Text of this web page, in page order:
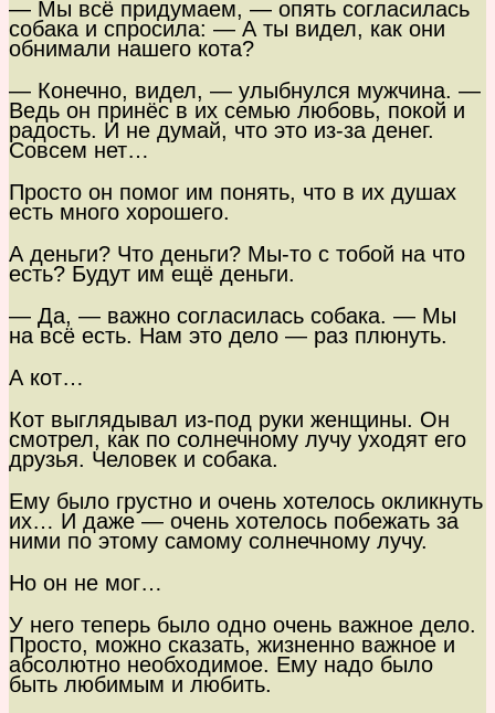
— Мы всё придумаем, — опять согласилась
собака и спросила: — А ты видел, как они
обнимали нашего кота?
— Конечно, видел, — улыбнулся мужчина. —
Ведь он принёс в их семью любовь, покой и
радость. И не думай, что это из-за денег.
Совсем нет…
Просто он помог им понять, что в их душах
есть много хорошего.
А деньги? Что деньги? Мы-то с тобой на что
есть? Будут им ещё деньги.
— Да, — важно согласилась собака. — Мы
на всё есть. Нам это дело — раз плюнуть.
А кот…
Кот выглядывал из-под руки женщины. Он
смотрел, как по солнечному лучу уходят его
друзья. Человек и собака.
Ему было грустно и очень хотелось окликнуть
их… И даже — очень хотелось побежать за
ними по этому самому солнечному лучу.
Но он не мог…
У него теперь было одно очень важное дело.
Просто, можно сказать, жизненно важное и
абсолютно необходимое. Ему надо было
быть любимым и любить.